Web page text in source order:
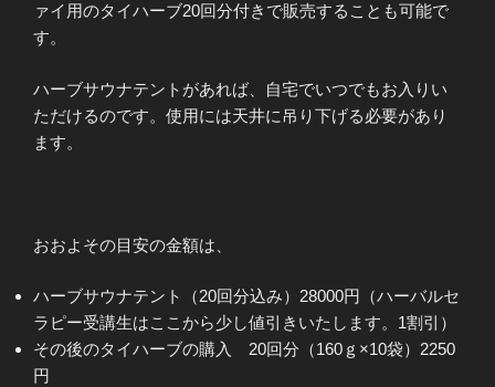
ァイ用のタイハーブ20回分付きで販売することも可能で
す。
ハーブサウナテントがあれば、自宅でいつでもお入りい
ただけるのです。使用には天井に吊り下げる必要があり
ます。
おおよその目安の金額は、
ハーブサウナテント（20回分込み）28000円（ハーバルセ
ラピー受講生はここから少し値引きいたします。1割引）
その後のタイハーブの購入 20回分（160ｇ×10袋）2250
円